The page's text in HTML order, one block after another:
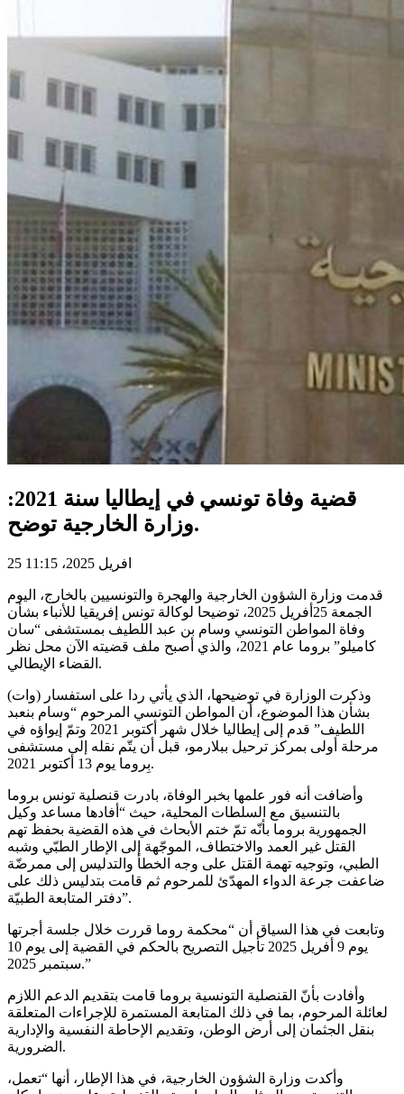
قضية وفاة تونسي في إيطاليا سنة 2021:
وزارة الخارجية توضح.
25 افريل 2025، 11:15
قدمت وزارة الشؤون الخارجية والهجرة والتونسيين بالخارج، اليوم
الجمعة 25أفريل 2025، توضيحا لوكالة تونس إفريقيا للأنباء بشأن
وفاة المواطن التونسي وسام بن عبد اللطيف بمستشفى “سان
كاميلو” بروما عام 2021، والذي أصبح ملف قضيته الآن محل نظر
القضاء الإيطالي.
وذكرت الوزارة في توضيحها، الذي يأتي ردا على استفسار (وات)
بشأن هذا الموضوع، أن المواطن التونسي المرحوم “وسام بنعبد
اللطيف” قدم إلى إيطاليا خلال شهر أكتوبر 2021 وتمّ إيواؤه في
مرحلة أولى بمركز ترحيل ببلارمو، قبل أن يتّم نقله إلى مستشفى
بِروما يوم 13 أكتوبر 2021.
وأضافت أنه فور علمها بخبر الوفاة، بادرت قنصلية تونس بروما
بالتنسيق مع السلطات المحلية، حيث “أفادها مساعد وكيل
الجمهورية بروما بأنّه تمّ ختم الأبحاث في هذه القضية بحفظ تهم
القتل غير العمد والاختطاف، الموجّهة إلى الإطار الطبّي وشبه
الطبي، وتوجيه تهمة القتل على وجه الخطأ والتدليس إلى ممرضّة
ضاعفت جرعة الدواء المهدّئ للمرحوم ثم قامت بتدليس ذلك على
دفتر المتابعة الطبيّة”.
وتابعت في هذا السياق أن “محكمة روما قررت خلال جلسة أجرتها
يوم 9 أفريل 2025 تأجيل التصريح بالحكم في القضية إلى يوم 10
سبتمبر 2025.”
وأفادت بأنّ القنصلية التونسية بروما قامت بتقديم الدعم اللازم
لعائلة المرحوم، بما في ذلك المتابعة المستمرة للإجراءات المتعلقة
بنقل الجثمان إلى أرض الوطن، وتقديم الإحاطة النفسية والإدارية
الضرورية.
وأكدت وزارة الشؤون الخارجية، في هذا الإطار، أنها “تعمل،